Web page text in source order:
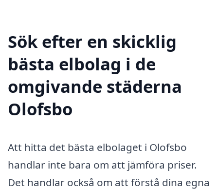
Sök efter en skicklig
bästa elbolag i de
omgivande städerna
Olofsbo
Att hitta det bästa elbolaget i Olofsbo
handlar inte bara om att jämföra priser.
Det handlar också om att förstå dina egna